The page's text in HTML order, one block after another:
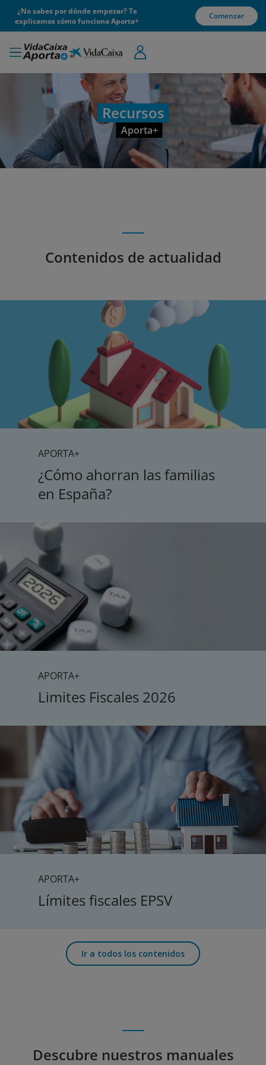
¿No sabes por dónde empezar? Te
explicamos cómo funciona Aporta+
Comenzar
Recursos
Aporta+
Contenidos de actualidad
APORTA+
¿Cómo ahorran las familias
en España?
APORTA+
Limites Fiscales 2026
APORTA+
Límites fiscales EPSV
Ir a todos los contenidos
Descubre nuestros manuales